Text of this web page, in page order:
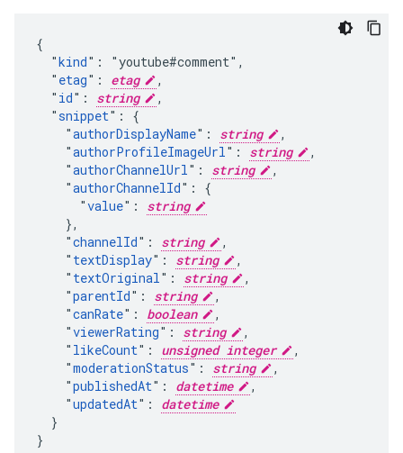
{
  "
kind": "youtube#comment",
  "
etag": etag
,
  "
id": string
,
  "
snippet": {
    "
authorDisplayName": string
,
    "
authorProfileImageUrl": string
,
    "
authorChannelUrl": string
,
    "
authorChannelId": {
      "
value": string
    },
    "
channelId": string
,
    "
textDisplay": string
,
    "
textOriginal": string
,
    "
parentId": string
,
    "
canRate": boolean
,
    "
viewerRating": string
,
    "
likeCount": unsigned integer
,
    "
moderationStatus": string
,
    "
publishedAt": datetime
,
    "
updatedAt": datetime
  }
}